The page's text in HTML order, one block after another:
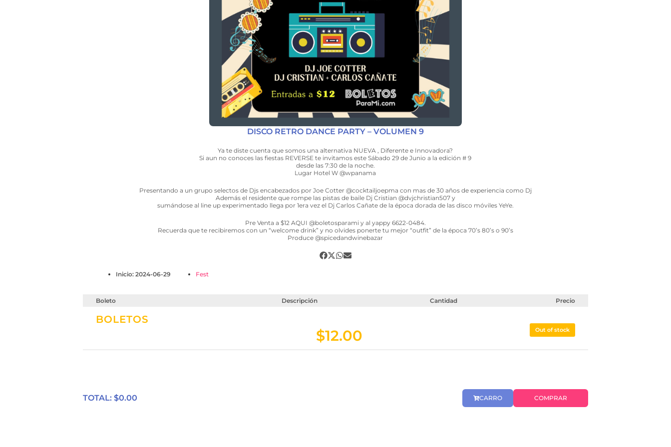
DISCO RETRO DANCE PARTY – VOLUMEN 9
Ya te diste cuenta que somos una alternativa NUEVA , Diferente e Innovadora?
Si aun no conoces las fiestas REVERSE te invitamos este Sábado 29 de Junio a la edición # 9
desde las 7:30 de la noche.
Lugar Hotel W @wpanama
Presentando a un grupo selectos de Djs encabezados por Joe Cotter @cocktailjoepma con mas de 30 años de experiencia como Dj
Además el residente que rompe las pistas de baile Dj Cristian @dvjchristian507 y
sumándose al line up experimentado llega por 1era vez el Dj Carlos Cañate de la época dorada de las disco móviles YeYe.
Pre Venta a $12 AQUI @boletosparami y al yappy 6622-0484.
Recuerda que te recibiremos con un “welcome drink” y no olvides ponerte tu mejor “outfit” de la época 70’s 80’s o 90’s
Produce @spicedandwinebazar
Inicio: 2024-06-29 Fest
Boleto Descripción Cantidad Precio
BOLETOS
$12.00 Out of stock
TOTAL: $0.00 CARRO COMPRAR